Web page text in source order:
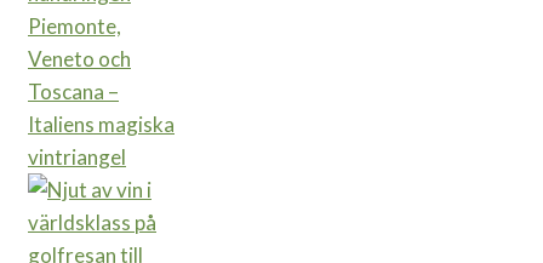
Piemonte,
Veneto och
Toscana –
Italiens magiska
vintriangel